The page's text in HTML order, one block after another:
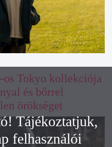
Tokyo kollekciója
és bőrrel
örökséget
Tájékoztatjuk,
felhasználói